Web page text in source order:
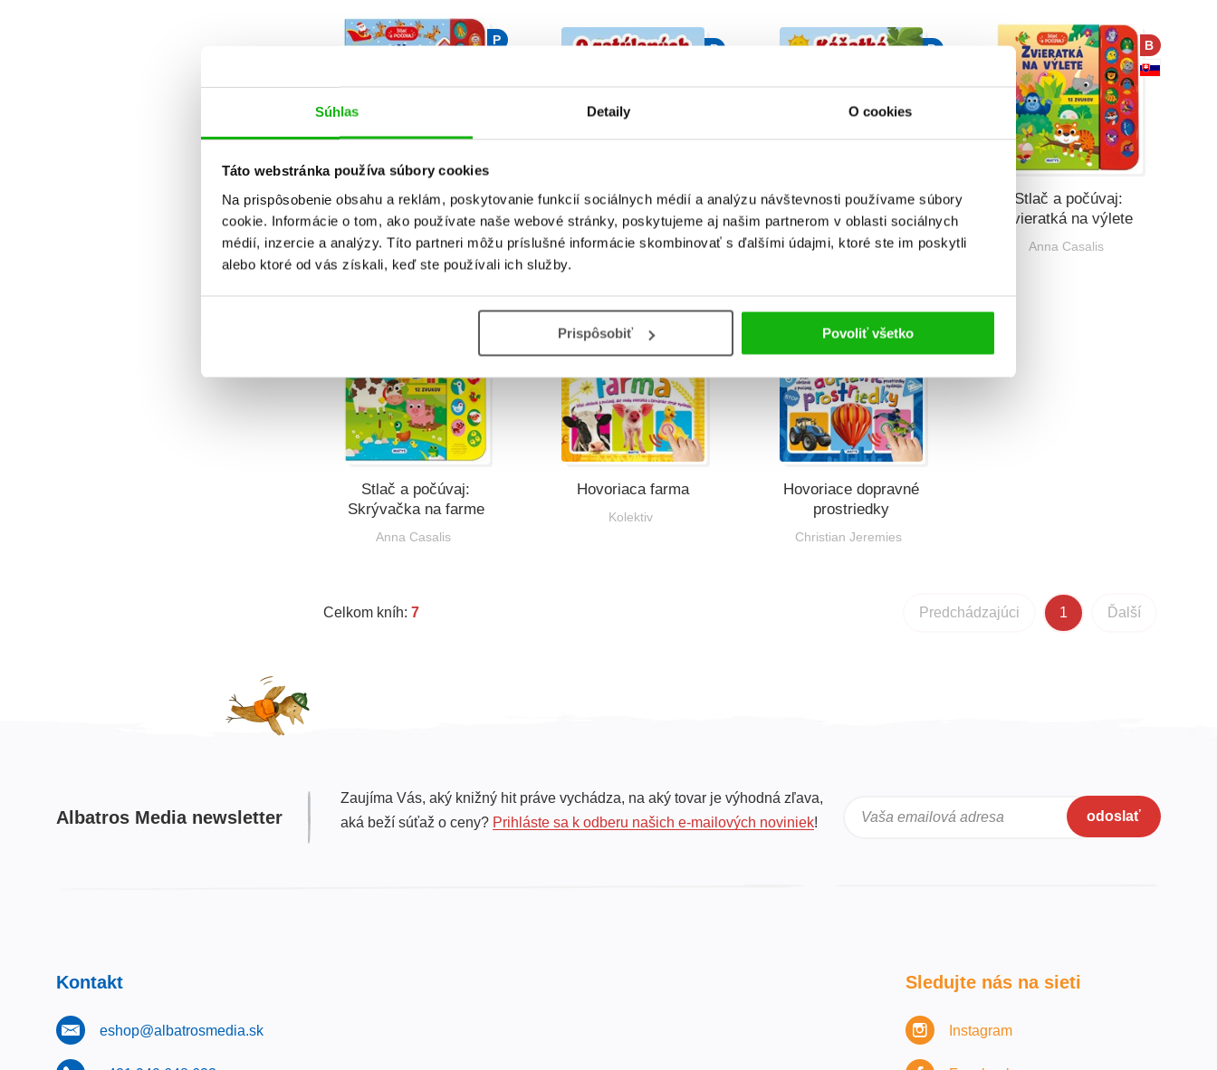
Súhlas Detaily O cookies
Táto webstránka používa súbory cookies
Na prispôsobenie obsahu a reklám, poskytovanie funkcií sociálnych médií a analýzu návštevnosti používame súbory
cookie. Informácie o tom, ako používate naše webové stránky, poskytujeme aj našim partnerom v oblasti sociálnych
médií, inzercie a analýzy. Títo partneri môžu príslušné informácie skombinovať s ďalšími údajmi, ktoré ste im poskytli
alebo ktoré od vás získali, keď ste používali ich služby.
Prispôsobiť Povoliť všetko
P
Stlač a počúvaj: Veselé
Vianoce
Anna Casalis
P
O zatúlaných káčatkách
Hana Machalec
P
Káčatká na dovolenke
Hana Machalec
B
Stlač a počúvaj:
Zvieratká na výlete
Anna Casalis
Stlač a počúvaj:
Skrývačka na farme
Anna Casalis
Hovoriaca farma
Kolektiv
B
Hovoriace dopravné
prostriedky
Christian Jeremies
Celkom kníh: 7 Predchádzajúci 1 Ďalší
Albatros Media newsletter
Zaujíma Vás, aký knižný hit práve vychádza, na aký tovar je výhodná zľava,
aká beží súťaž o ceny? Prihláste sa k odberu našich e-mailových noviniek! Vaša emailová adresa odoslať
Kontakt
eshop@albatrosmedia.sk
Sledujte nás na sieti
Instagram